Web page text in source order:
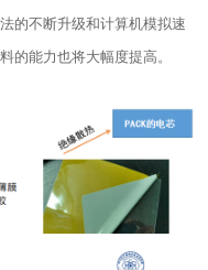
的不断升级和计算机模拟速
的能力也将大幅度提高。